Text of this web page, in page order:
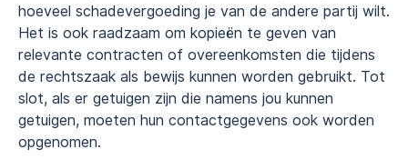
hoeveel schadevergoeding je van de andere partij wilt.
Het is ook raadzaam om kopieën te geven van
relevante contracten of overeenkomsten die tijdens
de rechtszaak als bewijs kunnen worden gebruikt. Tot
slot, als er getuigen zijn die namens jou kunnen
getuigen, moeten hun contactgegevens ook worden
opgenomen.